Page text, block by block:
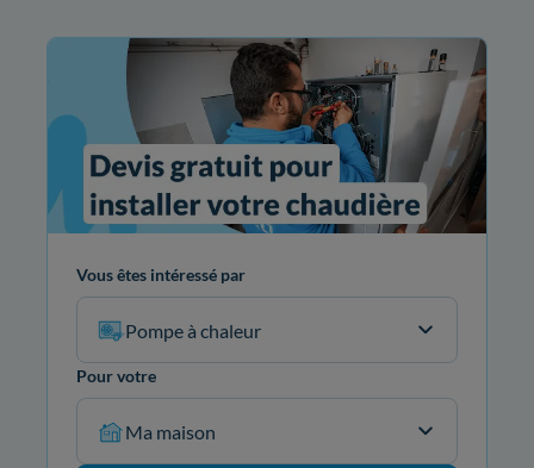
Vous êtes intéressé par
Pompe à chaleur
Pour votre
Ma maison